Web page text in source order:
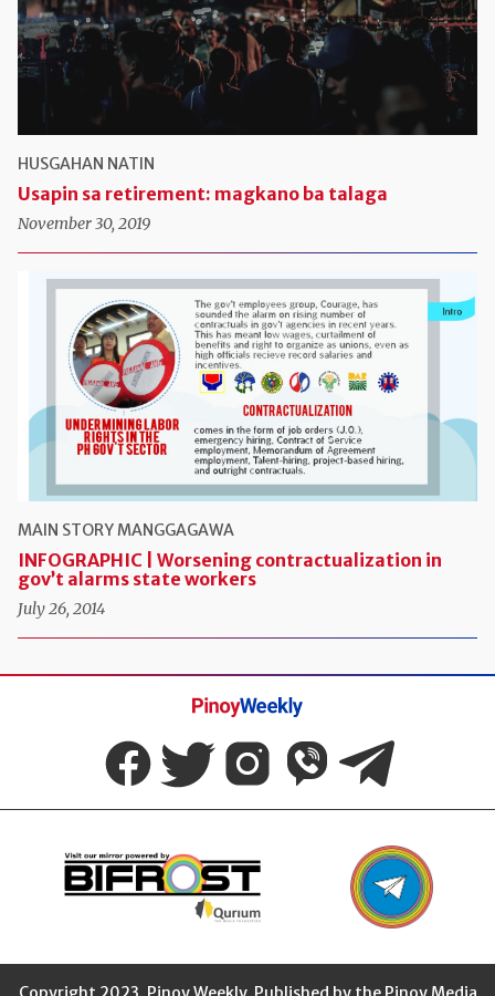
HUSGAHAN NATIN
Usapin sa retirement: magkano ba talaga
November 30, 2019
MAIN STORYMANGGAGAWA
INFOGRAPHIC | Worsening contractualization in
gov’t alarms state workers
July 26, 2014
Pinoy
Weekly